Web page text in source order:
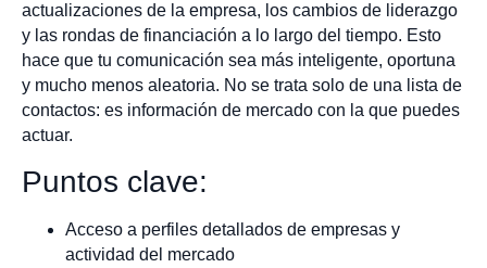
actualizaciones de la empresa, los cambios de liderazgo
y las rondas de financiación a lo largo del tiempo. Esto
hace que tu comunicación sea más inteligente, oportuna
y mucho menos aleatoria. No se trata solo de una lista de
contactos: es información de mercado con la que puedes
actuar.
Puntos clave:
Acceso a perfiles detallados de empresas y
actividad del mercado